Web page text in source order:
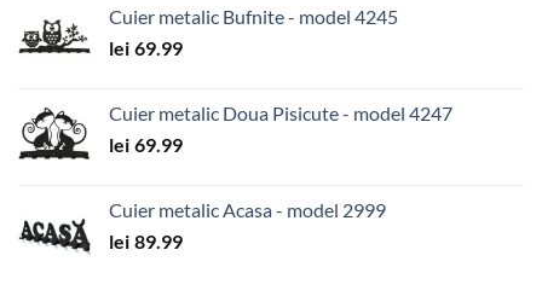
Cuier metalic Bufnite - model 4245
lei 69.99
Cuier metalic Doua Pisicute - model 4247
lei 69.99
Cuier metalic Acasa - model 2999
lei 89.99